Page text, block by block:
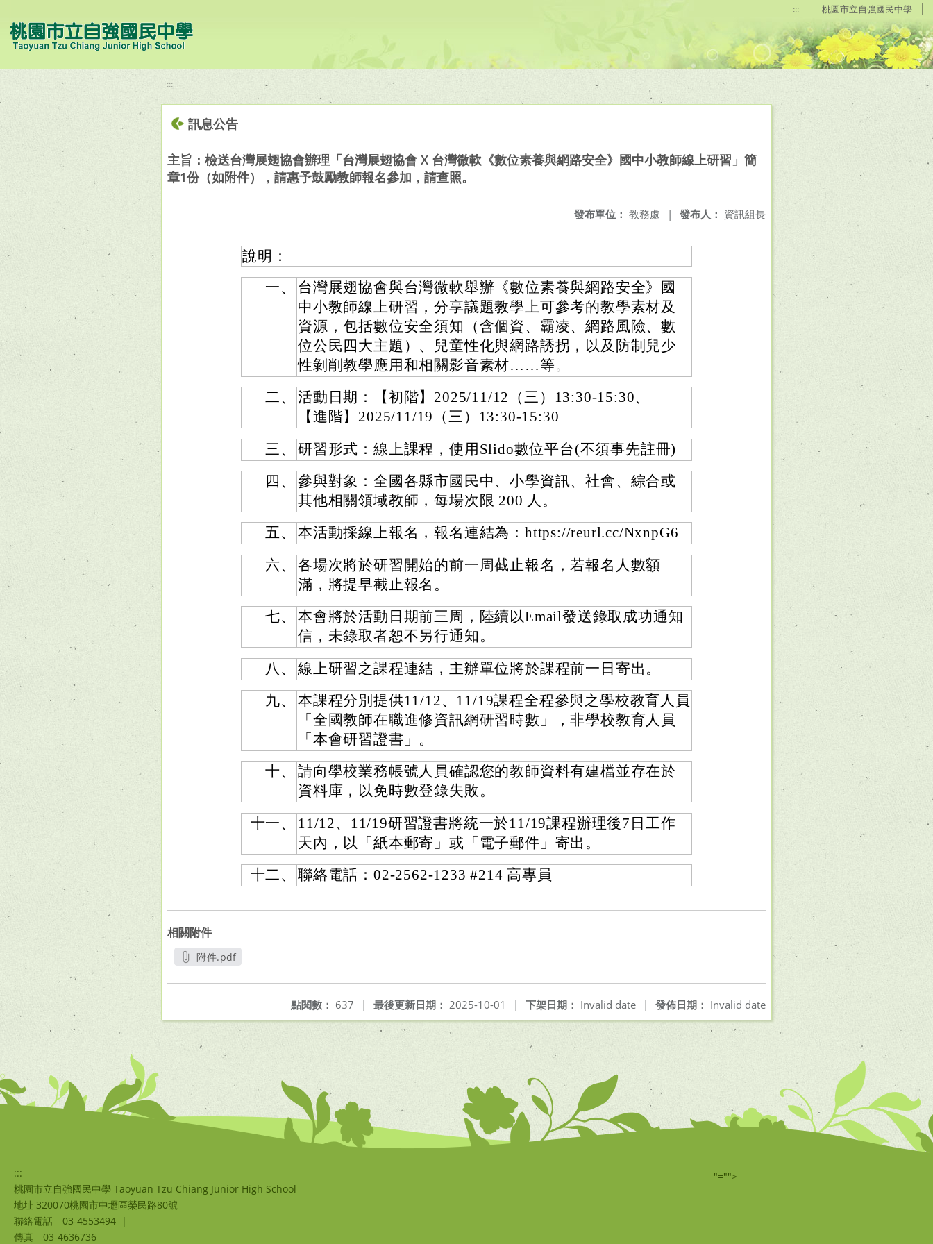
::: 桃園市立自強國民中學
:::
訊息公告
主旨：檢送台灣展翅協會辦理「台灣展翅協會 X 台灣微軟《數位素養與網路安全》國中小教師線上研習」簡
章1份（如附件），請惠予鼓勵教師報名參加，請查照。
發布人： 資訊組長
發布單位： 教務處 |
說明：
一、
台灣展翅協會與台灣微軟舉辦《數位素養與網路安全》國
中小教師線上研習，分享議題教學上可參考的教學素材及
資源，包括數位安全須知（含個資、霸凌、網路風險、數
位公民四大主題）、兒童性化與網路誘拐，以及防制兒少
性剝削教學應用和相關影音素材……等。
二、
活動日期：【初階】2025/11/12（三）13:30-15:30、
【進階】2025/11/19（三）13:30-15:30
三、
研習形式：線上課程，使用Slido數位平台(不須事先註冊)
四、
參與對象：全國各縣市國民中、小學資訊、社會、綜合或
其他相關領域教師，每場次限 200 人。
五、
本活動採線上報名，報名連結為：https://reurl.cc/NxnpG6
六、
各場次將於研習開始的前一周截止報名，若報名人數額
滿，將提早截止報名。
七、
本會將於活動日期前三周，陸續以Email發送錄取成功通知
信，未錄取者恕不另行通知。
八、
線上研習之課程連結，主辦單位將於課程前一日寄出。
九、
本課程分別提供11/12、11/19課程全程參與之學校教育人員
「全國教師在職進修資訊網研習時數」，非學校教育人員
「本會研習證書」。
十、
請向學校業務帳號人員確認您的教師資料有建檔並存在於
資料庫，以免時數登錄失敗。
十一、
11/12、11/19研習證書將統一於11/19課程辦理後7日工作
天內，以「紙本郵寄」或「電子郵件」寄出。
十二、
聯絡電話：02-2562-1233 #214 高專員
相關附件
附件.pdf
發佈日期： Invalid date
下架日期： Invalid date |
最後更新日期： 2025-10-01 |
點閱數： 637 |
:::
桃園市立自強國民中學 Taoyuan Tzu Chiang Junior High School
地址 320070桃園市中壢區榮民路80號
聯絡電話
03-4553494 |
傳真
03-4636736
"="">